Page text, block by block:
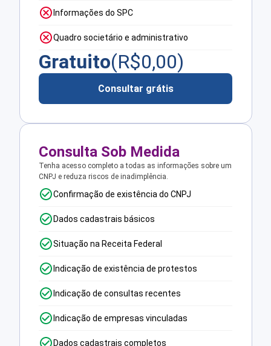
Informações do SPC
Quadro societário e administrativo
Gratuito(R$0,00)
Consultar grátis
Consulta Sob Medida
Tenha acesso completo a todas as informações sobre um
CNPJ e reduza riscos de inadimplência.
Confirmação de existência do CNPJ
Dados cadastrais básicos
Situação na Receita Federal
Indicação de existência de protestos
Indicação de consultas recentes
Indicação de empresas vinculadas
Dados cadastrais completos